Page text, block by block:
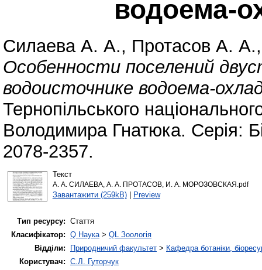
водоема-
Силаева А. А., Протасов А. А.
Особенности поселений
водоисточнике водоема-
Тернопільського
Володимира Гнатюка. Серія:
2078-2357.
Текст
А. А. СИЛАЕВА, А. А. ПРОТАСОВ, И. А. МОРОЗОВСКАЯ.pdf
Завантажити (259kB)| Preview
Тип ресурсу: Стаття
Класифікатор: Q Наука> QL Зоологія
Відділи:
Природничий факультет > Кафедра ботаніки,
Користувач: С.Л. Гуторчук